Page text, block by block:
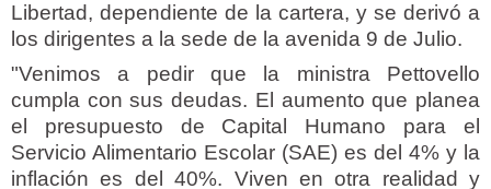
Libertad, dependiente de la cartera, y se derivó a
los dirigentes a la sede de la avenida 9 de Julio.
"Venimos a pedir que la ministra Pettovello
cumpla con sus deudas. El aumento que planea
el presupuesto de Capital Humano para el
Servicio Alimentario Escolar (SAE) es del 4% y la
inflación es del 40%. Viven en otra realidad y